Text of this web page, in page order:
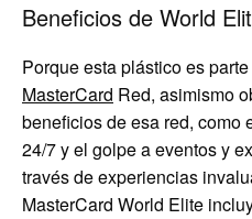
Beneficios de World
Porque esta plástico es
MasterCard Red, asimismo
beneficios de esa red, como
24/7 y el golpe a eventos y
través de experiencias
MasterCard World Elite